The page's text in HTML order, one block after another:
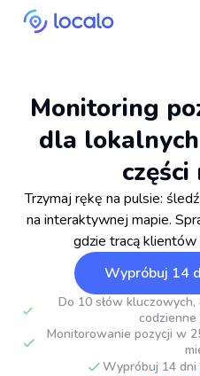
Monitoring
dla
Trzymaj rękę na pulsie:
na interaktywnej mapie.
gdzie tracą klientów
Wypróbuj 14
Do 10 słów
Monitorowanie pozycji w
Wypróbuj 14 dni